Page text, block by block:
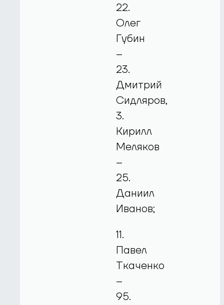
22.
Олег
Губин
–
23.
Дмитрий
Сидляров,
3.
Кирилл
Меляков
–
25.
Даниил
Иванов;
11.
Павел
Ткаченко
–
95.